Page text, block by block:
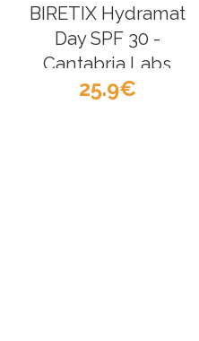
BIRETIX Hydramat
Day SPF 30 -
Cantabria Labs
25.9